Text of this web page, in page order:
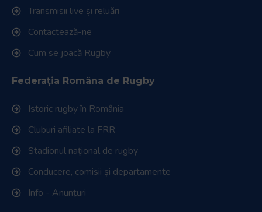
Transmisii live și reluări
Contactează-ne
Cum se joacă Rugby
Federația Româna de Rugby
Istoric rugby în România
Cluburi afiliate la FRR
Stadionul național de rugby
Conducere, comisii și departamente
Info - Anunțuri